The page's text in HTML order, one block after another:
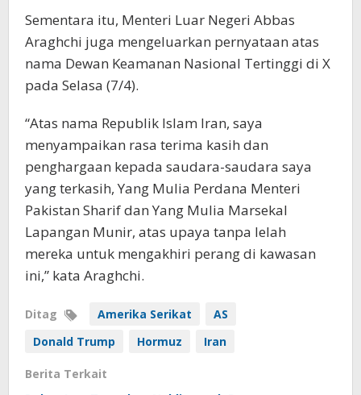
Sementara itu, Menteri Luar Negeri Abbas
Araghchi juga mengeluarkan pernyataan atas
nama Dewan Keamanan Nasional Tertinggi di X
pada Selasa (7/4).
“Atas nama Republik Islam Iran, saya
menyampaikan rasa terima kasih dan
penghargaan kepada saudara-saudara saya
yang terkasih, Yang Mulia Perdana Menteri
Pakistan Sharif dan Yang Mulia Marsekal
Lapangan Munir, atas upaya tanpa lelah
mereka untuk mengakhiri perang di kawasan
ini,” kata Araghchi.
Ditag Amerika Serikat
AS
Donald Trump
Hormuz Iran
Berita Terkait